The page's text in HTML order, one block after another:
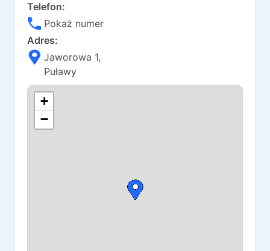
Telefon:
Pokaż numer
Adres:
Jaworowa 1,
Puławy
+
−